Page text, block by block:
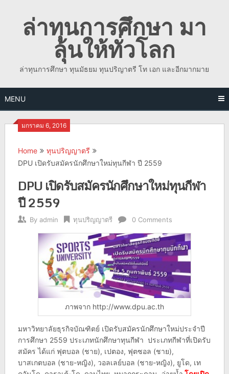
contentล่าทุนการศึกษา มา
ลุ้นให้ทั่วโลก
ล่าทุนการศึกษา ทุนมัธยม ทุนปริญาตรี โท เอก และอีกมากมาย
MENU
มกราคม 6, 2016
Home
ทุนปริญญาตรี
DPU เปิดรับสมัครนักศึกษาใหม่ทุนกีฬา ปี 2559
DPU เปิดรับสมัครนักศึกษาใหม่ทุนกีฬา
ปี 2559
By admin ทุนปริญญาตรี 0 Comments
ภาพจาก http://www.dpu.ac.th
มหาวิทยาลัยธุรกิจบัณฑิตย์ เปิดรับสมัครนักศึกษาใหม่ประจำปี
การศึกษา 2559 ประเภทนักศึกษาทุนกีฬา ประเภทกีฬาที่เปิดรับ
สมัคร ได้แก่ ฟุตบอล (ชาย), เปตอง, ฟุตซอล (ชาย),
บาสเกตบอล (ชาย-หญิง), วอลเลย์บอล (ชาย-หญิง), ยูโด, เท